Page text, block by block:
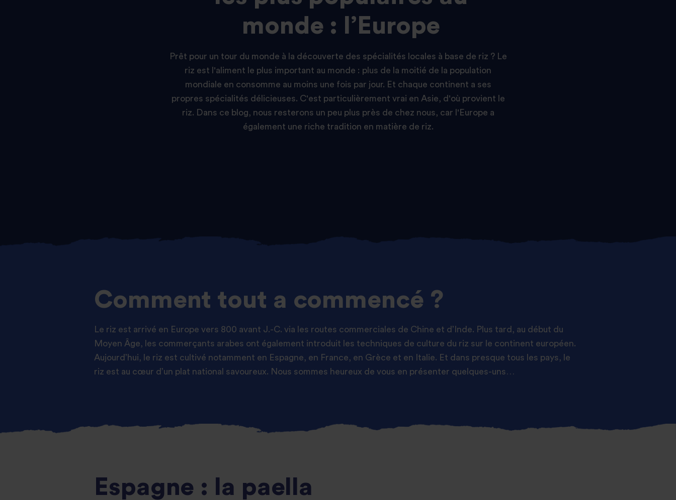
monde : l’Europe
Prêt pour un tour du monde à la découverte des spécialités locales à base de riz ? Le
riz est l'aliment le plus important au monde : plus de la moitié de la population
mondiale en consomme au moins une fois par jour. Et chaque continent a ses
propres spécialités délicieuses. C'est particulièrement vrai en Asie, d'où provient le
riz. Dans ce blog, nous resterons un peu plus près de chez nous, car l'Europe a
également une riche tradition en matière de riz.
Comment tout a commencé ?
Le riz est arrivé en Europe vers 800 avant J.-C. via les routes commerciales de Chine et d’Inde. Plus tard, au début du
Moyen Âge, les commerçants arabes ont également introduit les techniques de culture du riz sur le continent européen.
Aujourd’hui, le riz est cultivé notamment en Espagne, en France, en Grèce et en Italie. Et dans presque tous les pays, le
riz est au cœur d’un plat national savoureux. Nous sommes heureux de vous en présenter quelques-uns…
Espagne : la paella